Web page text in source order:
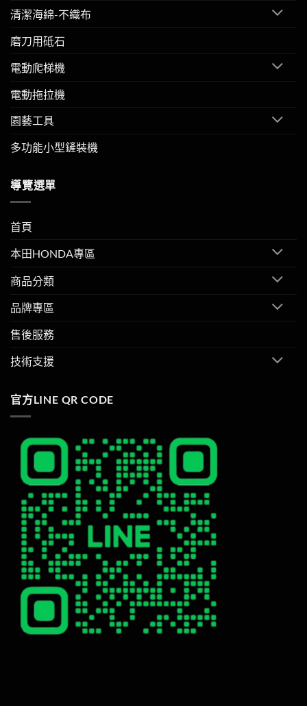
清潔海綿-不織布
磨刀用砥石
電動爬梯機
電動拖拉機
園藝工具
多功能小型鏟裝機
導覽選單
首頁
本田HONDA專區
商品分類
品牌專區
售後服務
技術支援
官方LINE QR CODE